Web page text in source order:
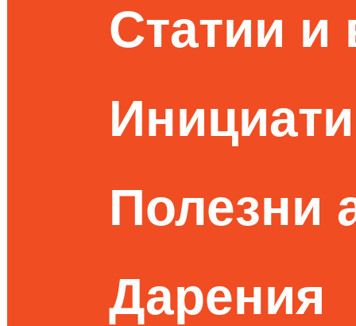
Статии и
Полезни
Дарения